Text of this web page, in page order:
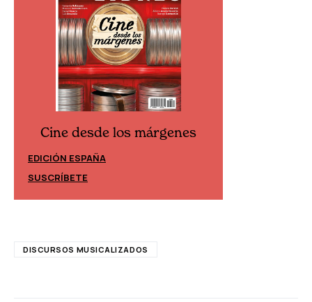
Cine desde los márgenes
EDICIÓN ESPAÑA
SUSCRÍBETE
DISCURSOS MUSICALIZADOS